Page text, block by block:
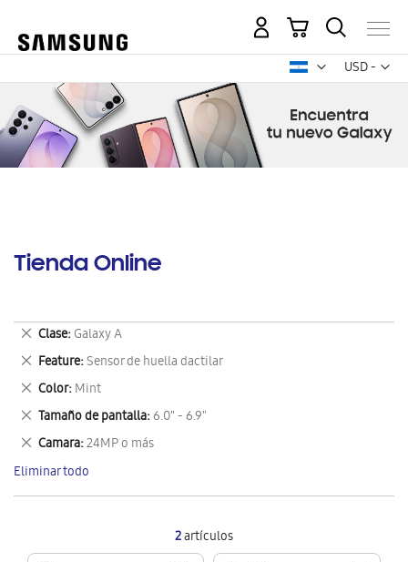
USD -
dólar
Mi carrito
Tienda Online
2artículos
Clase Galaxy A
Eliminar
este
artículo
Feature Sensor de huella dactilar
Eliminar
este
artículo
Color Mint
Eliminar
este
artículo
Tamaño de pantalla 6.0" - 6.9"
Eliminar
este
artículo
Camara 24MP o más
Eliminar
este
artículo
Eliminar todo